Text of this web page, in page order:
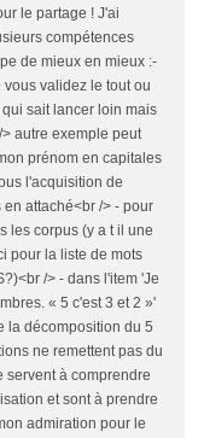
le partage ! J'ai
compétences
de mieux en mieux :-
validez le tout ou
sait lancer loin mais
autre exemple peut
prénom en capitales
l'acquisition de
attaché<br /> - pour
les corpus (y a t il une
pour la liste de mots
/> - dans l'item 'Je
« 5 c'est 3 et 2 »'
la décomposition du 5
ne remettent pas du
servent à comprendre
et sont à prendre
admiration pour le